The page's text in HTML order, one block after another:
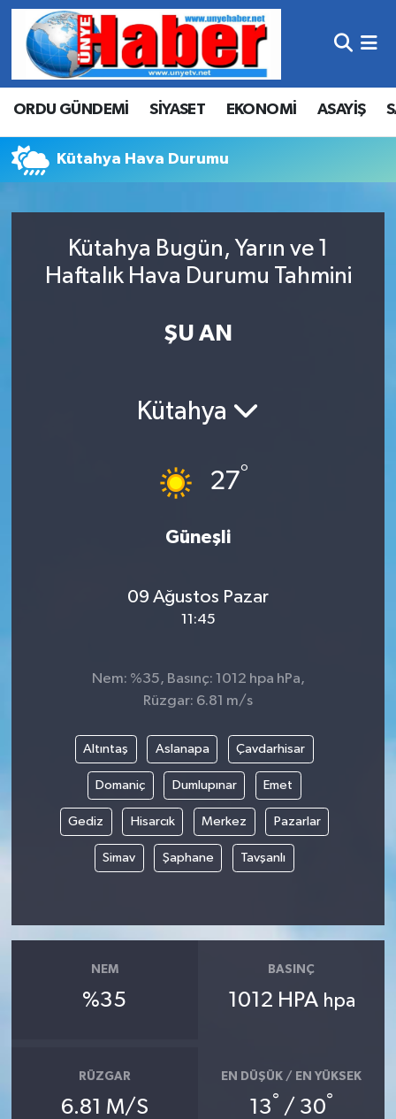
ORDU GÜNDEMİ SİYASET EKONOMİ ASAYİŞ
Kütahya Hava Durumu
Kütahya Bugün, Yarın ve 1
Haftalık Hava Durumu Tahmini
ŞU AN
Kütahya
27°
Güneşli
09 Ağustos Pazar
11:45
Nem: %35, Basınç: 1012 hpa hPa,
Rüzgar: 6.81 m/s
Altıntaş Aslanapa Çavdarhisar
Domaniç Dumlupınar Emet
Gediz Hisarcık Merkez Pazarlar
Simav Şaphane Tavşanlı
NEM
%35
BASINÇ
1012 HPA hpa
RÜZGAR
6.81 M/S
EN DÜŞÜK / EN YÜKSEK
13° / 30°
Hava Durumu
Trafik Durumu
Süper Lig Puan Durumu ve Fikstür
Son Dakika Haberleri